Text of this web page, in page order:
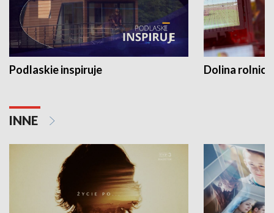
Podlaskie inspiruje Dolina
INNE